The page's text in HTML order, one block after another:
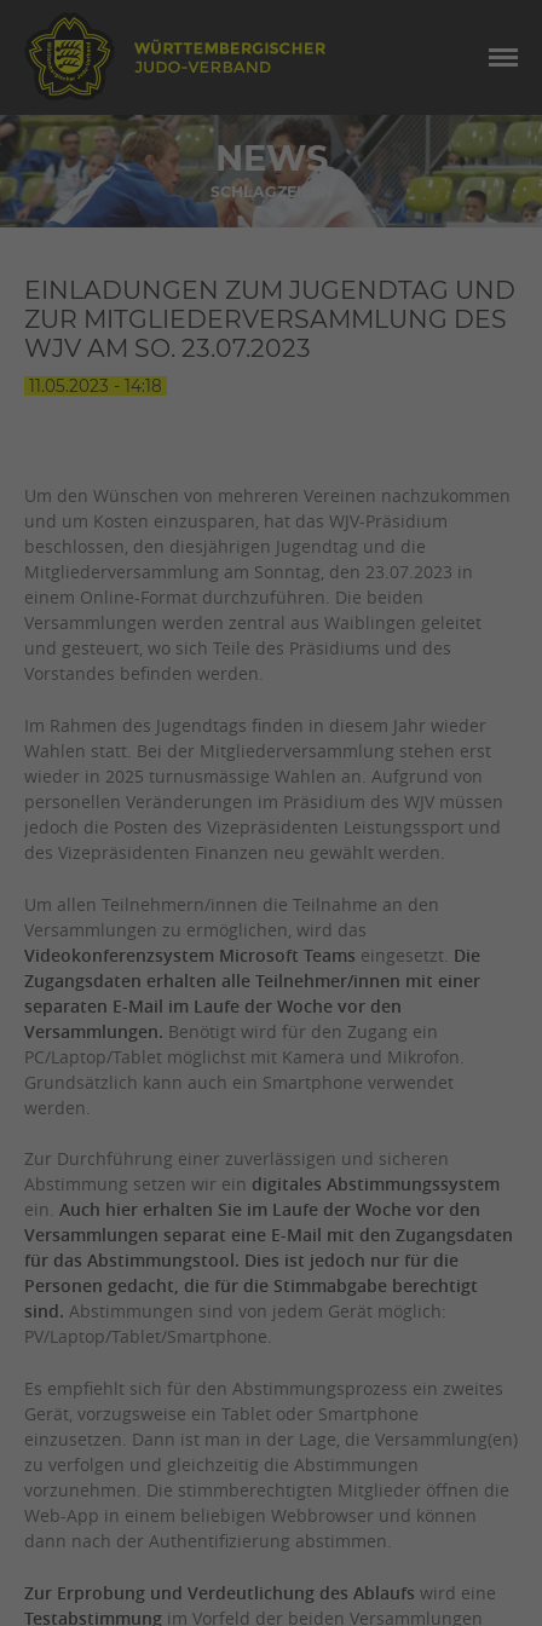
NEWS
SCHLAGZEILEN
EINLADUNGEN ZUM JUGENDTAG UND
ZUR MITGLIEDERVERSAMMLUNG DES
WJV AM SO. 23.07.2023
11.05.2023 - 14:18
Um den Wünschen von mehreren Vereinen nachzukommen
und um Kosten einzusparen, hat das WJV-Präsidium
beschlossen, den diesjährigen Jugendtag und die
Mitgliederversammlung am Sonntag, den 23.07.2023 in
einem Online-Format durchzuführen. Die beiden
Versammlungen werden zentral aus Waiblingen geleitet
und gesteuert, wo sich Teile des Präsidiums und des
Vorstandes befinden werden.
Im Rahmen des Jugendtags finden in diesem Jahr wieder
Wahlen statt. Bei der Mitgliederversammlung stehen erst
wieder in 2025 turnusmässige Wahlen an. Aufgrund von
personellen Veränderungen im Präsidium des WJV müssen
jedoch die Posten des Vizepräsidenten Leistungssport und
des Vizepräsidenten Finanzen neu gewählt werden.
Um allen Teilnehmern/innen die Teilnahme an den
Versammlungen zu ermöglichen, wird das
Videokonferenzsystem Microsoft Teams eingesetzt. Die
Zugangsdaten erhalten alle Teilnehmer/innen mit einer
separaten E-Mail im Laufe der Woche vor den
Versammlungen. Benötigt wird für den Zugang ein
PC/Laptop/Tablet möglichst mit Kamera und Mikrofon.
Grundsätzlich kann auch ein Smartphone verwendet
werden.
Zur Durchführung einer zuverlässigen und sicheren
Abstimmung setzen wir ein digitales Abstimmungssystem
ein. Auch hier erhalten Sie im Laufe der Woche vor den
Versammlungen separat eine E-Mail mit den Zugangsdaten
für das Abstimmungstool. Dies ist jedoch nur für die
Personen gedacht, die für die Stimmabgabe berechtigt
sind. Abstimmungen sind von jedem Gerät möglich:
PV/Laptop/Tablet/Smartphone.
Es empfiehlt sich für den Abstimmungsprozess ein zweites
Gerät, vorzugsweise ein Tablet oder Smartphone
einzusetzen. Dann ist man in der Lage, die Versammlung(en)
zu verfolgen und gleichzeitig die Abstimmungen
vorzunehmen. Die stimmberechtigten Mitglieder öffnen die
Web-App in einem beliebigen Webbrowser und können
dann nach der Authentifizierung abstimmen.
Zur Erprobung und Verdeutlichung des Ablaufs wird eine
Testabstimmung im Vorfeld der beiden Versammlungen